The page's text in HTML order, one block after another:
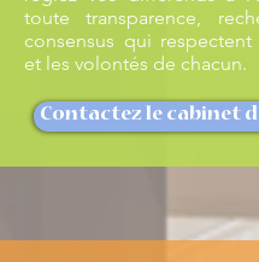
toute transparence,
consensus qui
et les volontés de chacun.
Contactez le cabinet